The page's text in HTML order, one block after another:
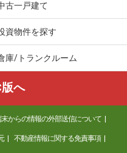
古一戸建て
資物件を探す
庫/トランクルーム
へ
からの情報の外部送信について
不動産情報に関する免責事項